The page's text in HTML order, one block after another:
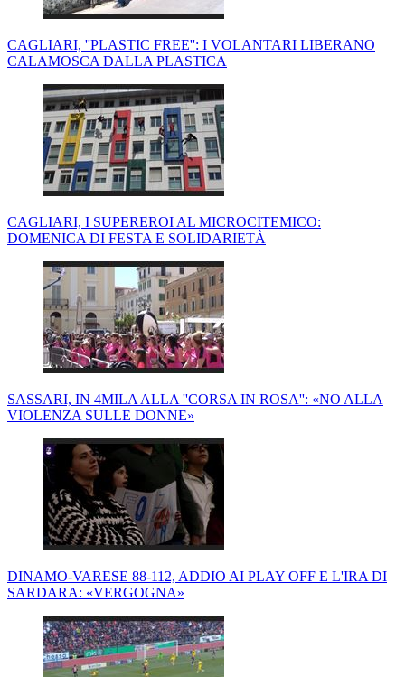
CAGLIARI, ''PLASTIC FREE'': I VOLANTARI LIBERANO
CALAMOSCA DALLA PLASTICA
CAGLIARI, I SUPEREROI AL MICROCITEMICO:
DOMENICA DI FESTA E SOLIDARIETÀ
SASSARI, IN 4MILA ALLA ''CORSA IN ROSA'': «NO ALLA
VIOLENZA SULLE DONNE»
DINAMO-VARESE 88-112, ADDIO AI PLAY OFF E L'IRA DI
SARDARA: «VERGOGNA»